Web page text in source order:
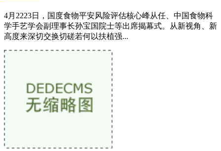
4月2223日，国度食物平安风险评估核心峰从任、中国食物科
学手艺学会副理事长孙宝国院士等出席揭幕式。从新视角、新
高度来深切交换切磋若何以扶植强...